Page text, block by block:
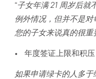
“子女年满 21 周岁后就
例外情况，但并不是
您的子女来说真的很重
年度签证上限和积压
如果申请绿卡的人多